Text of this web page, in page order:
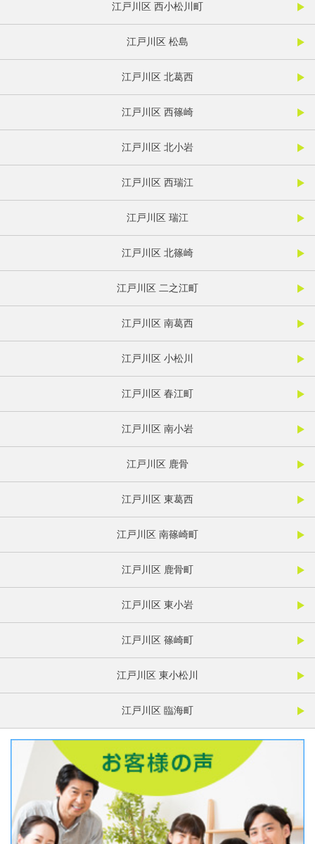
江戸川区 西小松川町
江戸川区 松島
江戸川区 北葛西
江戸川区 西篠崎
江戸川区 北小岩
江戸川区 西瑞江
江戸川区 瑞江
江戸川区 北篠崎
江戸川区 二之江町
江戸川区 南葛西
江戸川区 小松川
江戸川区 春江町
江戸川区 南小岩
江戸川区 鹿骨
江戸川区 東葛西
江戸川区 南篠崎町
江戸川区 鹿骨町
江戸川区 東小岩
江戸川区 篠崎町
江戸川区 東小松川
江戸川区 臨海町